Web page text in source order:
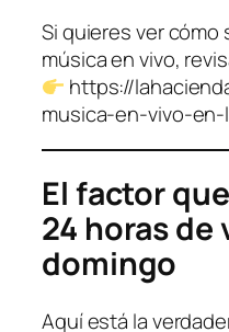
Si quieres ver cómo
música en vivo,
https://
musica-en-vivo-
El factor
24 horas de
domingo
Aquí está la